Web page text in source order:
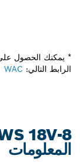
* يمكنك الحصول على
الرابط التالي: WAC
المعلومات